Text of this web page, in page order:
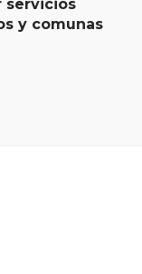
servicios
y comunas